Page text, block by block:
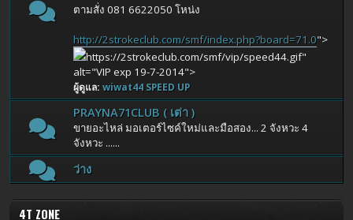
ตามสั่ง 081 6622050 โหน่ง
http://2strokeclub.com/smf/index.php?board=71.0">
https://2strokeclub.com/smf/vip/speed44.gif"
alt="VIP exp 19-7-2014">
ผู้ดูแล: wiwat44 SPEED UP
PRAYNA71CLUB ( เต่า )
ขายอะไหล่ มอเตอร์ไซค์ใหม่และมือสอง... 2 จังหวะ 4
จังหวะ ......
ว่าง
4T ZONE